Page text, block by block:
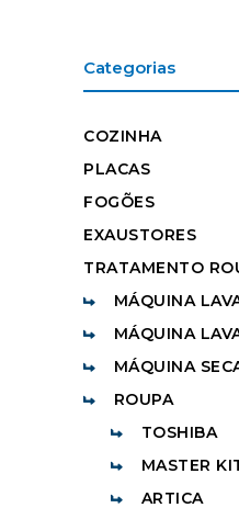
Categorias
COZINHA
PLACAS
FOGÕES
EXAUSTORES
TRATAMENTO
MÁQUINA
MÁQUINA
MÁQUINA
ROUPA
TOSHIBA
MASTER
ARTICA